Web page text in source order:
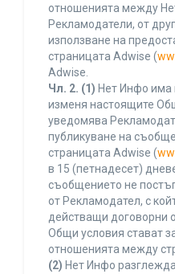
отношенията между
Рекламодатели, от
използване на
страницата Adwise (
Adwise.
Чл. 2. (1) Нет Инфо има
изменя настоящите
уведомява
публикуване на
страницата Adwise (
в 15 (петнадесет)
съобщението не
от Рекламодател, с
действащи договорни
Общи условия стават
отношенията между
(2) Нет Инфо